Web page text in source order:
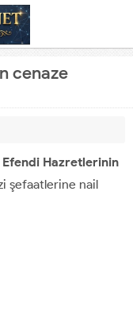
cenaze
Hazretlerinin
şefaatlerine nail